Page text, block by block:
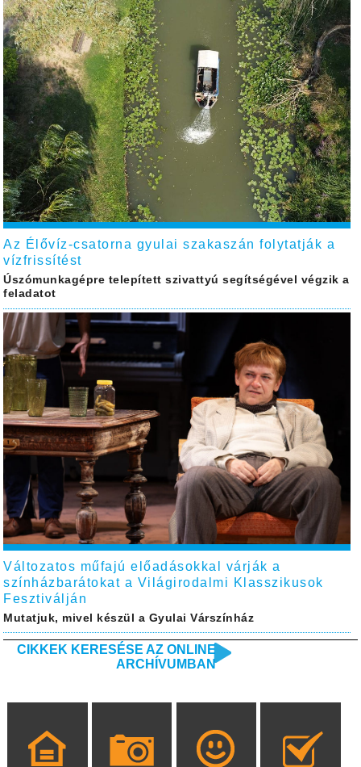
Az Élővíz-csatorna gyulai szakaszán folytatják a
vízfrissítést
Úszómunkagépre telepített szivattyú segítségével végzik a
feladatot
Változatos műfajú előadásokkal várják a
színházbarátokat a Világirodalmi Klasszikusok
Fesztiválján
Mutatjuk, mivel készül a Gyulai Várszínház
CIKKEK KERESÉSE AZ ONLINE
ARCHÍVUMBAN